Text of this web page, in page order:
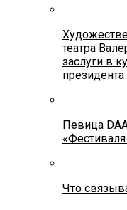
театра
заслуги в
президента
Певица
Что